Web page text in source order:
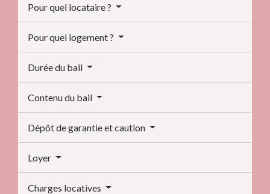
Pour quel locataire ?
Pour quel logement ?
Durée du bail
Contenu du bail
Dépôt de garantie et caution
Loyer
Charges locatives